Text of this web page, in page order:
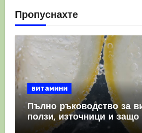
Пропуснахте
витамини
Пълно ръководство за
ползи, източници и защо
имунната система